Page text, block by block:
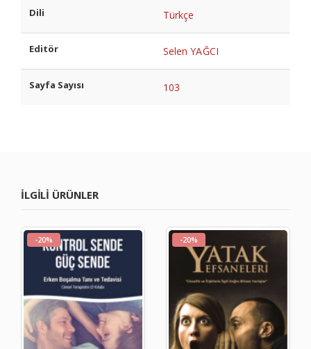
Dili Türkçe
Editör Selen YAĞCI
Sayfa Sayısı 103
ILGILI ÜRÜNLER
-20% -20%